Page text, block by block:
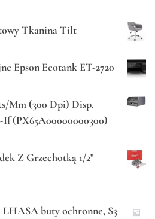
Tkanina Tilt
Epson Ecotank ET-2720
Mm (300 Dpi) Disp.
(PX65A00000000300)
Z Grzechotką 1/2"
LHASA buty ochronne, S3